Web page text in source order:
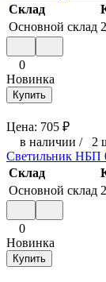
Склад
Основной склад 2
0
Новинка
Купить
Цена: 705 ₽
в наличии / 2
Светильник НБП
Склад
Основной склад 2
0
Новинка
Купить